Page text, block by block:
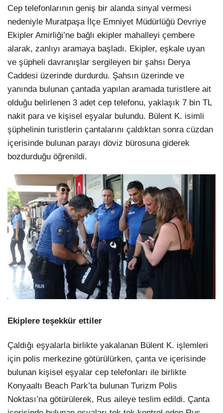
Cep telefonlarının geniş bir alanda sinyal vermesi
nedeniyle Muratpaşa İlçe Emniyet Müdürlüğü Devriye
Ekipler Amirliği’ne bağlı ekipler mahalleyi çembere
alarak, zanlıyı aramaya başladı. Ekipler, eşkale uyan
ve şüpheli davranışlar sergileyen bir şahsı Derya
Caddesi üzerinde durdurdu. Şahsın üzerinde ve
yanında bulunan çantada yapılan aramada turistlere ait
olduğu belirlenen 3 adet cep telefonu, yaklaşık 7 bin TL
nakit para ve kişisel eşyalar bulundu. Bülent K. isimli
şüphelinin turistlerin çantalarını çaldıktan sonra cüzdan
içerisinde bulunan parayı döviz bürosuna giderek
bozdurduğu öğrenildi.
Ekiplere teşekkür ettiler
Çaldığı eşyalarla birlikte yakalanan Bülent K. işlemleri
için polis merkezine götürülürken, çanta ve içerisinde
bulunan kişisel eşyalar cep telefonları ile birlikte
Konyaaltı Beach Park’ta bulunan Turizm Polis
Noktası’na götürülerek, Rus aileye teslim edildi. Çanta